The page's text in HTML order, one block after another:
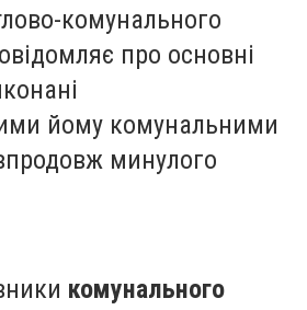
комунального
про основні
йому комунальними
минулого
комунального